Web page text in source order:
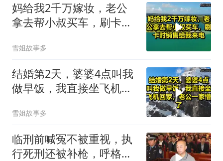
妈给我2千万嫁妆，老公
拿去帮小叔买车，刷卡时
雪姐故事多
结婚第2天，婆婆4点叫我
做早饭，我直接坐飞机回
雪姐故事多
临刑前喊冤不被重视，执
行死刑还被补枪，呼格吉